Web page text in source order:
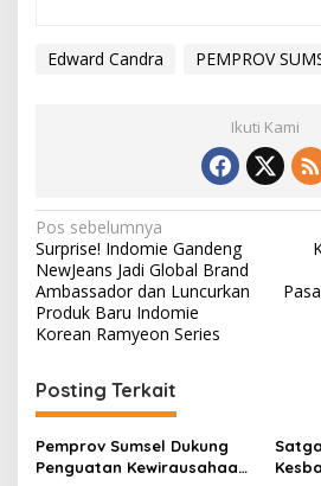
Edward Candra PEMPROV
Ikuti Kami
N
a
v
i
a
s
i
Pos sebelumnya
Surprise! Indomie Gandeng
NewJeans Jadi Global Brand
Ambassador dan Luncurkan
Produk Baru Indomie
Korean Ramyeon Series
Posting Terkait
Pemprov Sumsel Dukung
Penguatan Kewirausahaan